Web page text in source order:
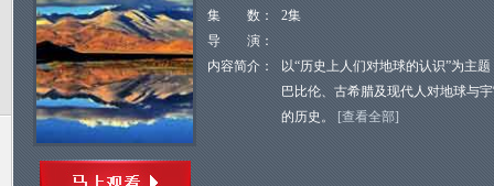
集 数：
2集
导 演：
内容简介：
以“历史上人们对地球的认识”为主
巴比伦、古希腊及现代人对地球与
的历史。
[查看全部]